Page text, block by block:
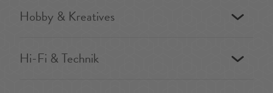
Hobby & Kreatives
Hi-Fi & Technik